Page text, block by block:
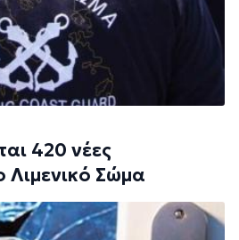
420 νέες
Λιμενικό Σώμα